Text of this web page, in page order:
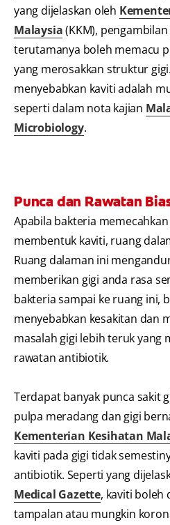
yang dijelaskan oleh
Malaysia(KKM),
terutamanya boleh memacu
yang merosakkan struktur
menyebabkan kaviti adalah
seperti dalam nota kajian
Microbiology.
Punca dan Rawatan
Apabila bakteria
membentuk kaviti, ruang
Ruang dalaman ini
memberikan gigi anda rasa
bakteria sampai ke ruang ini,
menyebabkan kesakitan dan
masalah gigi lebih teruk yang
rawatan antibiotik.
Terdapat banyak punca sakit
pulpa meradang dan gigi
Kementerian Kesihatan
kaviti pada gigi tidak
antibiotik. Seperti yang
Medical Gazette, kaviti boleh
tampalan atau mungkin